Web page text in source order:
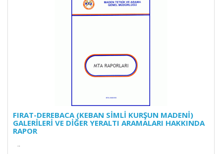
FIRAT-DEREBACA (KEBAN SİMLİ KURŞUN MADENİ)
GALERİLERİ VE DİĞER YERALTI ARAMALARI HAKKINDA
RAPOR
..